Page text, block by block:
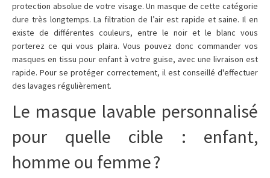
protection absolue de votre visage. Un masque de cette catégorie
dure très longtemps. La filtration de l’air est rapide et saine. Il en
existe de différentes couleurs, entre le noir et le blanc vous
porterez ce qui vous plaira. Vous pouvez donc commander vos
masques en tissu pour enfant à votre guise, avec une livraison est
rapide. Pour se protéger correctement, il est conseillé d'effectuer
des lavages régulièrement.
Le masque lavable personnalisé
pour quelle cible : enfant,
homme ou femme ?